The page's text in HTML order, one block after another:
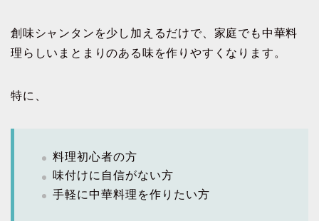
創味シャンタンを少し加えるだけで、家庭でも中華料
理らしいまとまりのある味を作りやすくなります。
特に、
料理初心者の方
味付けに自信がない方
手軽に中華料理を作りたい方